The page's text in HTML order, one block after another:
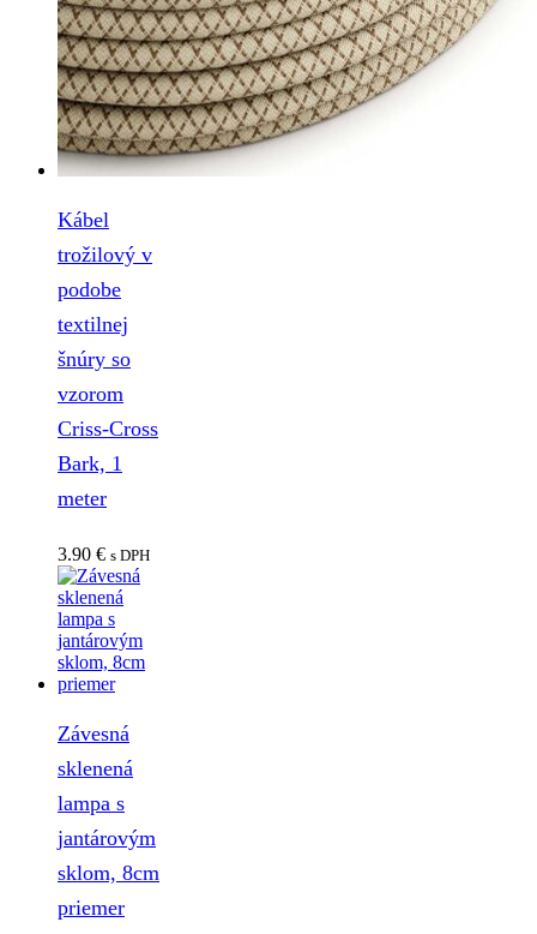
Kábel
trožilový v
podobe
textilnej
šnúry so
vzorom
Criss-Cross
Bark, 1
meter
3.90 € s DPH
Závesná
sklenená
lampa s
jantárovým
sklom, 8cm
priemer